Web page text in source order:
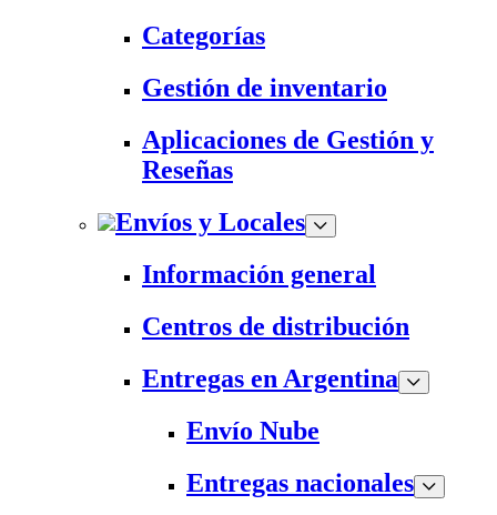
Categorías
Gestión de inventario
Aplicaciones de Gestión y
Reseñas
Envíos y Locales
Información general
Centros de distribución
Entregas en Argentina
Envío Nube
Entregas nacionales